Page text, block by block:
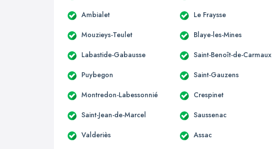
Ambialet Le Fraysse
Mouzieys-Teulet Blaye-les-Mines
Labastide-Gabausse Saint-Benoît-de-Carmaux
Puybegon Saint-Gauzens
Montredon-Labessonnié Crespinet
Saint-Jean-de-Marcel Saussenac
Valderiès Assac